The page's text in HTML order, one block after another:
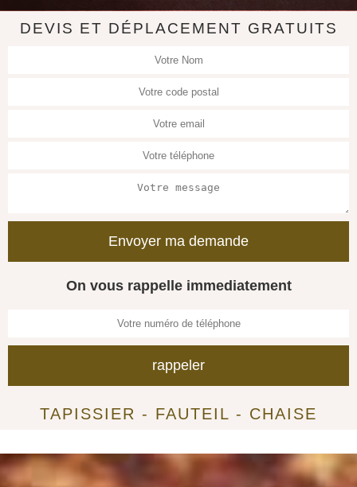
DEVIS ET DÉPLACEMENT GRATUITS
On vous rappelle immediatement
TAPISSIER - FAUTEIL - CHAISE